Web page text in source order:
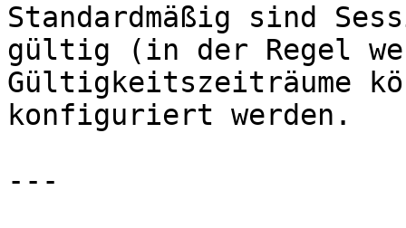
Standardmäßig sind
gültig (in der Regel
Gültigkeitszeiträume
konfiguriert werden.
---